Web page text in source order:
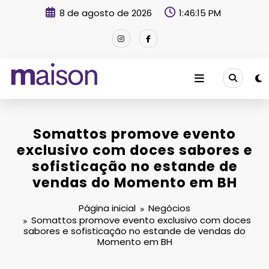
8 de agosto de 2026 1:46:16 PM
Revista Maison
Somattos promove evento
exclusivo com doces sabores e
sofisticação no estande de
vendas do Momento em BH
Página inicial
Negócios
Somattos promove evento exclusivo com doces
sabores e sofisticação no estande de vendas do
Momento em BH